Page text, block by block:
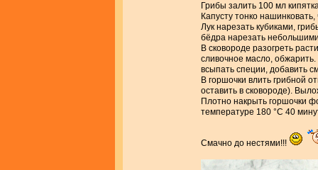
Грибы залить 100 мл
Капусту тонко
Лук нарезать кубиками,
бёдра нарезать
В сковороде разогреть
сливочное масло, обжарить.
всыпать специи, добавить
В горшочки влить грибной
оставить в сковороде).
Плотно накрыть горшочки
температуре 180 °С 40
Смачно до нестями!!!